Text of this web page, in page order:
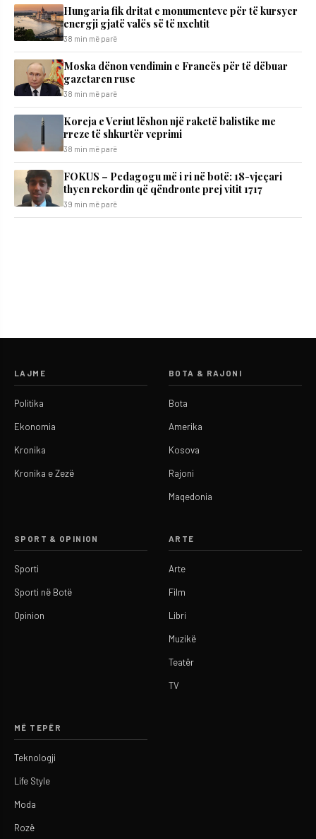
Hungaria fik dritat e monumenteve për të kursyer
energji gjatë valës së të nxehtit
38 min më parë
Moska dënon vendimin e Francës për të dëbuar
gazetaren ruse
38 min më parë
Koreja e Veriut lëshon një raketë balistike me
rreze të shkurtër veprimi
38 min më parë
FOKUS – Pedagogu më i ri në botë: 18-vjeçari
thyen rekordin që qëndronte prej vitit 1717
39 min më parë
LAJME
Politika
Ekonomia
Kronika
Kronika e Zezë
BOTA & RAJONI
Bota
Amerika
Kosova
Rajoni
Maqedonia
SPORT & OPINION
Sporti
Sporti në Botë
Opinion
ARTE
Arte
Film
Libri
Muzikë
Teatër
TV
MË TEPËR
Teknologji
Life Style
Moda
Rozë